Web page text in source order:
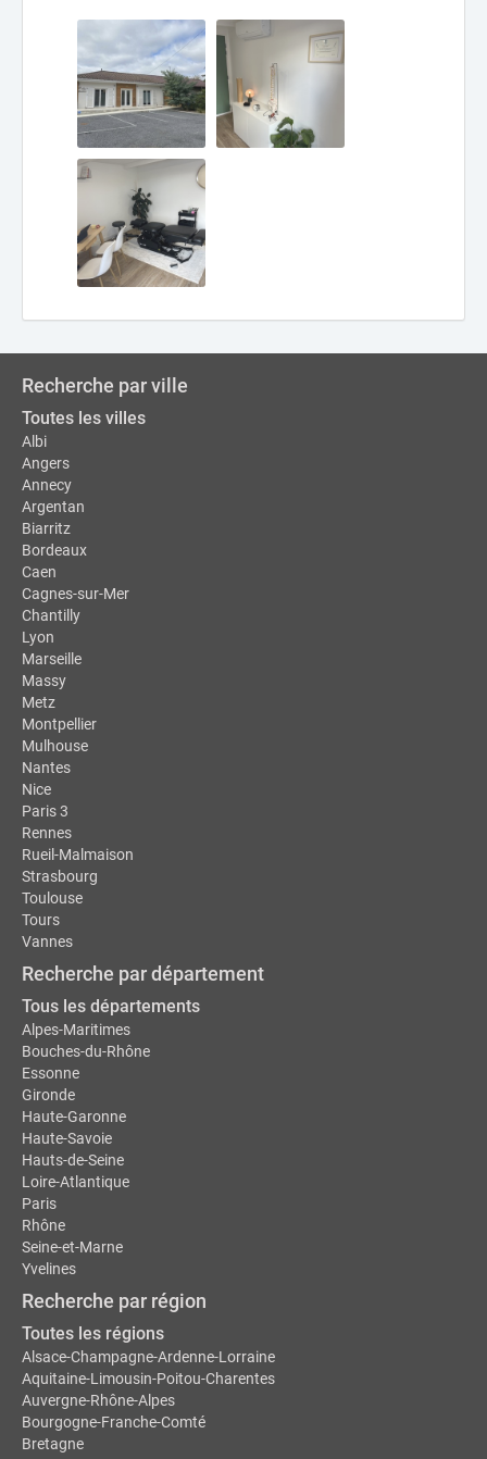
Recherche par ville
Toutes les villes
Albi
Angers
Annecy
Argentan
Biarritz
Bordeaux
Caen
Cagnes-sur-Mer
Chantilly
Lyon
Marseille
Massy
Metz
Montpellier
Mulhouse
Nantes
Nice
Paris 3
Rennes
Rueil-Malmaison
Strasbourg
Toulouse
Tours
Vannes
Recherche par département
Tous les départements
Alpes-Maritimes
Bouches-du-Rhône
Essonne
Gironde
Haute-Garonne
Haute-Savoie
Hauts-de-Seine
Loire-Atlantique
Paris
Rhône
Seine-et-Marne
Yvelines
Recherche par région
Toutes les régions
Alsace-Champagne-Ardenne-Lorraine
Aquitaine-Limousin-Poitou-Charentes
Auvergne-Rhône-Alpes
Bourgogne-Franche-Comté
Bretagne